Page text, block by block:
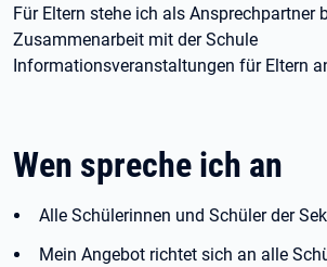
Für Eltern stehe ich als Ansprechpartner
Zusammenarbeit mit der Schule
Informationsveranstaltungen für Eltern
Wen spreche ich an
Alle Schülerinnen und Schüler der
Mein Angebot richtet sich an alle